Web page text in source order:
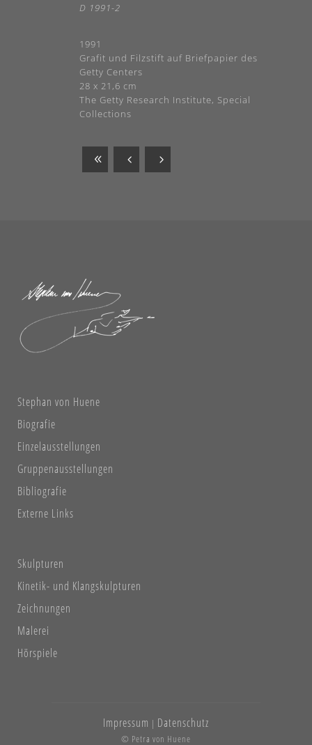
D 1991-2
1991
Grafit und Filzstift auf Briefpapier des
Getty Centers
28 x 21,6 cm
The Getty Research Institute, Special
Collections
Stephan von Huene
Biografie
Einzelausstellungen
Gruppenausstellungen
Bibliografie
Externe Links
Skulpturen
Kinetik- und Klangskulpturen
Zeichnungen
Malerei
Hörspiele
Impressum | Datenschutz
© Petra von Huene